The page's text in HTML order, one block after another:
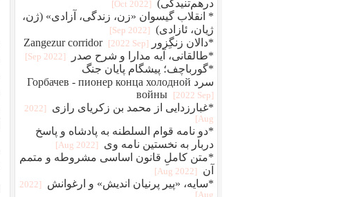
درهم‌تنیدگی)
[2022 Oct]
* انقلاب گیسوان «زن، زندگی، آزادی» (ژن،
ژیان، ئازادی)
[2022 Sep]
*دالان زنگِزور Zangezur corridor [2022 Sep]
*طالقانی، آیه مدارا و شرح صدر [2022 Sep]
*گورباچف؛ پیشگام پایان جنگ
سرد Горбачев - пионер конца холодной
войны
[2022 Sep]
*غبارزدایی از محمد بن زکریای رازی
[2022
Aug]
*دو نامه قوام‌ السلطنه به پادشاه و پاسخ
دربار به نخستین نامه وی
[2022 Aug]
*متن کاملِ قانون اساسی مشروطه و متمم
آن
[2022 Aug]
*سایه، «پیر پرنیان اندیش» و ارغوانش
[2022
Aug]